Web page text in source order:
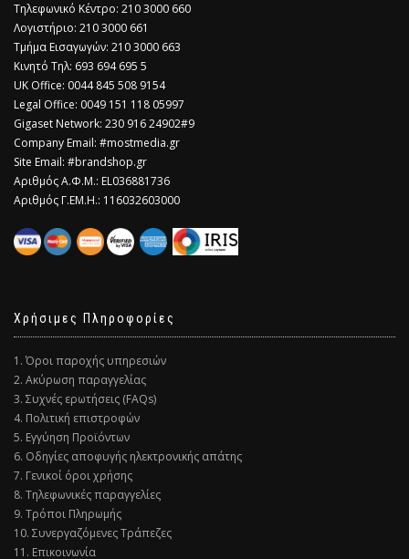
Τηλεφωνικό Κέντρο: 210 3000 660
Λογιστήριο: 210 3000 661
Τμήμα Εισαγωγών: 210 3000 663
Κινητό Τηλ: 693 694 695 5
​UK Office: 0044 845 508 9154
Legal Office: 0049 151 118 05997
Gigaset Network: 230 916 24902#9
Company Email: #mostmedia.gr
Site Email: #brandshop.gr
Αριθμός Α.Φ.Μ.: EL036881736
Αριθμός Γ.ΕΜ.Η.: 116032603000
Χρήσιμες Πληροφορίες
1. Όροι παροχής υπηρεσιών
2. Ακύρωση παραγγελίας
3. Συχνές ερωτήσεις (FAQs)
4. Πολιτική επιστροφών
5. Εγγύηση Προϊόντων
6. Οδηγίες αποφυγής ηλεκτρονικής απάτης
7. Γενικοί όροι χρήσης
8. Τηλεφωνικές παραγγελίες
9. Τρόποι Πληρωμής
10. Συνεργαζόμενες Τράπεζες
11. Επικοινωνία